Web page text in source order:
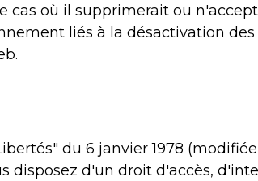
où il supprimerait ou
liés à la désactivation
du 6 janvier 1978
disposez d'un droit d'accès,